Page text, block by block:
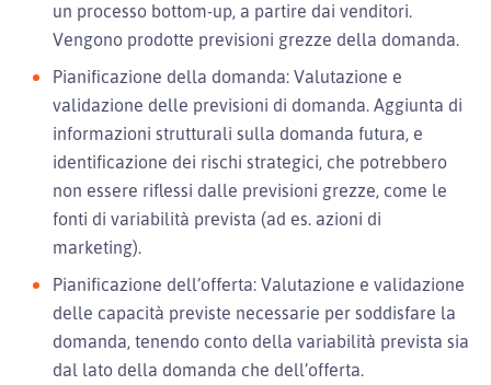
un processo bottom-up, a partire dai venditori.
Vengono prodotte previsioni grezze della domanda.
Pianificazione della domanda: Valutazione e
validazione delle previsioni di domanda. Aggiunta di
informazioni strutturali sulla domanda futura, e
identificazione dei rischi strategici, che potrebbero
non essere riflessi dalle previsioni grezze, come le
fonti di variabilità prevista (ad es. azioni di
marketing).
Pianificazione dell’offerta: Valutazione e validazione
delle capacità previste necessarie per soddisfare la
domanda, tenendo conto della variabilità prevista sia
dal lato della domanda che dell’offerta.